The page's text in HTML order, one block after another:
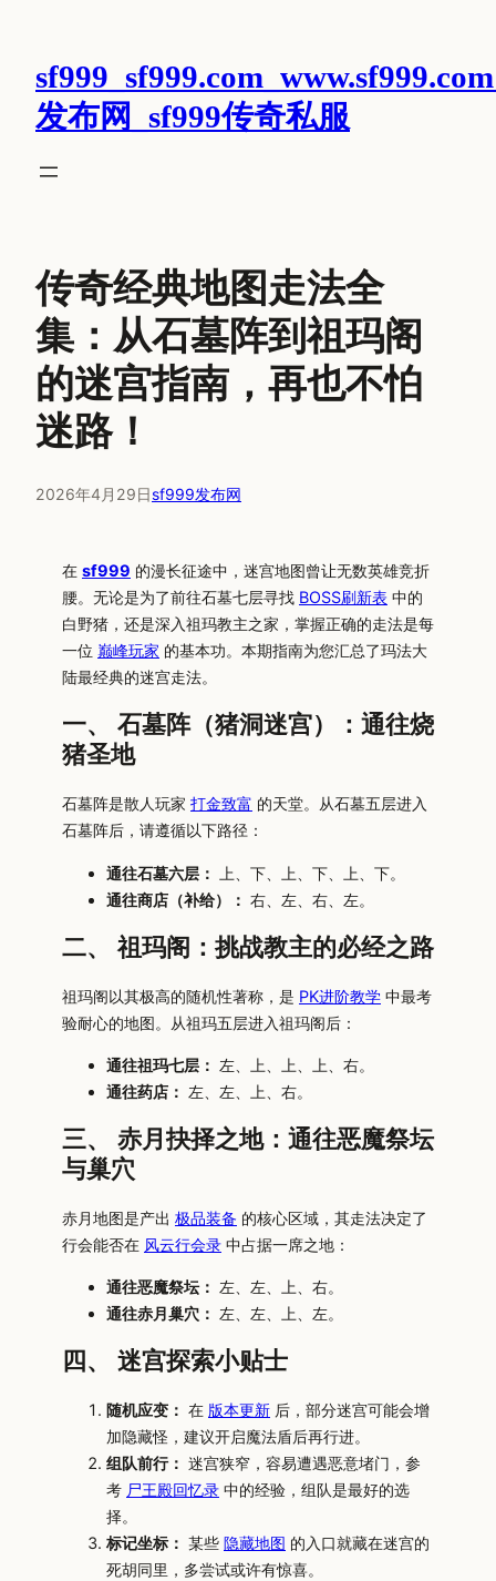
发布网_sf999传奇私服
传奇经典地图走法全
集：从石墓阵到祖玛阁
的迷宫指南，再也不怕
迷路！
2026年4月29日sf999发布网
在 sf999 的漫长征途中，迷宫地图曾让无数英雄竞折
腰。无论是为了前往石墓七层寻找 BOSS刷新表 中的
白野猪，还是深入祖玛教主之家，掌握正确的走法是每
一位 巅峰玩家 的基本功。本期指南为您汇总了玛法大
陆最经典的迷宫走法。
一、 石墓阵（猪洞迷宫）：通往烧
猪圣地
石墓阵是散人玩家 打金致富 的天堂。从石墓五层进入
石墓阵后，请遵循以下路径：
通往石墓六层：
上、下、上、下、上、下。
通往商店（补给）： 右、左、右、左。
二、 祖玛阁：挑战教主的必经之路
祖玛阁以其极高的随机性著称，是 PK进阶教学 中最考
验耐心的地图。从祖玛五层进入祖玛阁后：
通往祖玛七层： 左、上、上、上、右。
通往药店： 左、左、上、右。
三、 赤月抉择之地：通往恶魔祭坛
与巢穴
赤月地图是产出 极品装备 的核心区域，其走法决定了
行会能否在 风云行会录 中占据一席之地：
通往恶魔祭坛： 左、左、上、右。
通往赤月巢穴： 左、左、上、左。
四、 迷宫探索小贴士
随机应变： 在 版本更新 后，部分迷宫可能会增
加隐藏怪，建议开启魔法盾后再行进。
组队前行： 迷宫狭窄，容易遭遇恶意堵门，参
考 尸王殿回忆录 中的经验，组队是最好的选
择。
标记坐标： 某些 隐藏地图 的入口就藏在迷宫的
死胡同里，多尝试或许有惊喜。